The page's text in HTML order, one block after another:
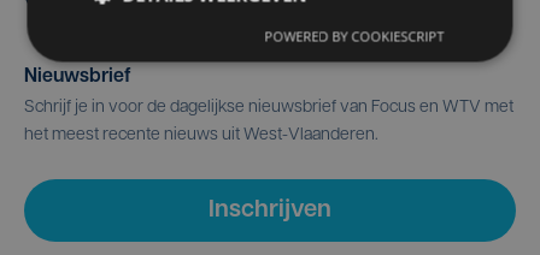
Nieuwsbrief
Schrijf je in voor de dagelijkse nieuwsbrief van Focus en WTV met
het meest recente nieuws uit West-Vlaanderen.
Inschrijven
POWERED BY COOKIESCRIPT